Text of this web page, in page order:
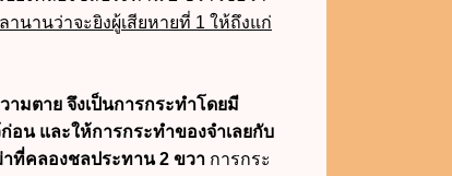
นานว่าจะยิงผู้เสียหายที่ 1 ให้ถึงแก่
มตาย จึงเป็นการกระทำโดยมี
อน และให้การกระทำของจำเลยกับ
าที่คลองชลประทาน 2 ขวา การกระ